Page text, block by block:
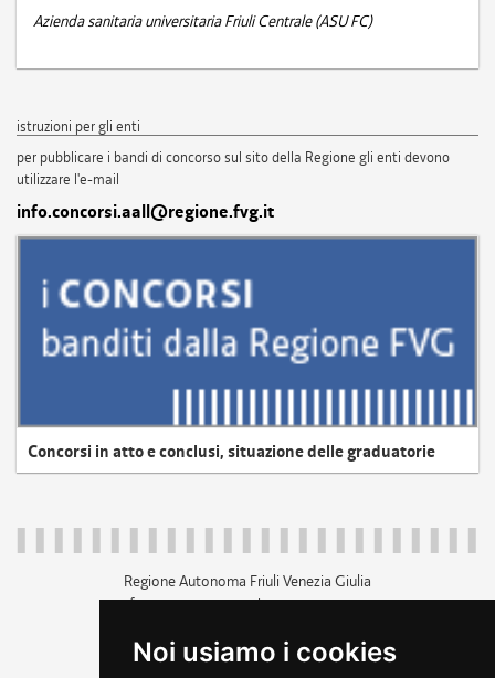
Noi usiamo i cookies
Azienda sanitaria universitaria Friuli Centrale (ASU FC)
istruzioni per gli enti
per pubblicare i bandi di concorso sul sito della Regione gli enti devono
utilizzare l'e-mail
info.concorsi.aall@regione.fvg.it
Concorsi in atto e conclusi, situazione delle graduatorie
Regione Autonoma Friuli Venezia Giulia
c.f. 80014930327; p.iva 00526040324
+39 040 3771111